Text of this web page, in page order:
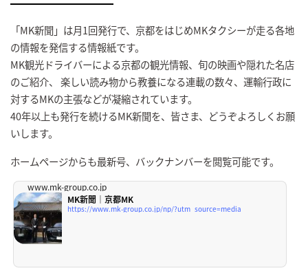
「MK新聞」は月1回発行で、京都をはじめMKタクシーが走る各地
の情報を発信する情報紙です。
MK観光ドライバーによる京都の観光情報、旬の映画や隠れた名店
のご紹介、 楽しい読み物から教養になる連載の数々、運輸行政に
対するMKの主張などが凝縮されています。
40年以上も発行を続けるMK新聞を、皆さま、どうぞよろしくお願
いします。
ホームページからも最新号、バックナンバーを閲覧可能です。
www.mk-group.co.jp
MK新聞｜京都MK
https://www.mk-group.co.jp/np/?utm_source=media